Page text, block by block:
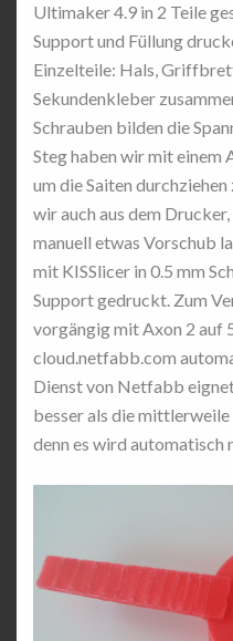
Ultimaker 4.9 in 2 Teile
Support und Füllung
Einzelteile: Hals,
Sekundenkleber
Schrauben bilden die
Steg haben wir mit einem
um die Saiten
wir auch aus dem
manuell etwas Vorschub
mit KISSlicer in 0.5 mm
Support gedruckt. Zum
vorgängig mit Axon 2 auf
cloud.netfabb.com
Dienst von Netfabb
besser als die
denn es wird automatisch